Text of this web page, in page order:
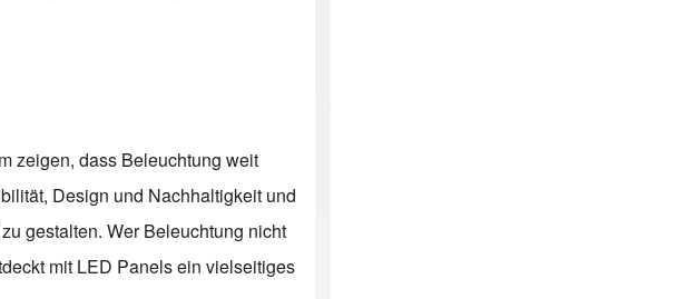
zeigen, dass Beleuchtung weit
Design und Nachhaltigkeit und
gestalten. Wer Beleuchtung nicht
mit LED Panels ein vielseitiges